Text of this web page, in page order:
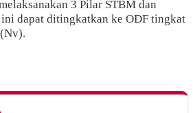
3 Pilar STBM dan
dapat ditingkatkan ke ODF tingkat